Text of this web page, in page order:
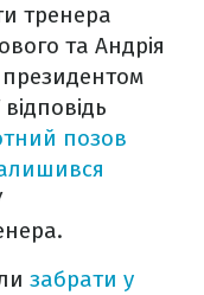
тренера
та Андрія
позов
забрати у